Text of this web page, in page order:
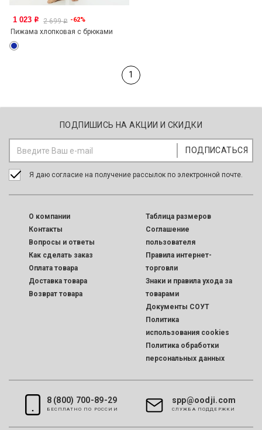
1 023 o 2 699o -62%
Пижама хлопковая с брюками
1
ПОДПИШИСЬ НА АКЦИИ И СКИДКИ
Я даю согласие на получение рассылок по электронной почте.
O компании
Контакты
Вопросы и ответы
Как сделать заказ
Оплата товара
Доставка товара
Возврат товара
Таблица размеров
Соглашение
пользователя
Правила интернет-
торговли
Знаки и правила ухода за
товарами
Документы СОУТ
Политика
использования cookies
Политика обработки
персональных данных
8 (800) 700-89-29
БЕСПЛАТНО ПО РОССИИ
spp@oodji.com
CЛУЖБА ПОДДЕРЖКИ